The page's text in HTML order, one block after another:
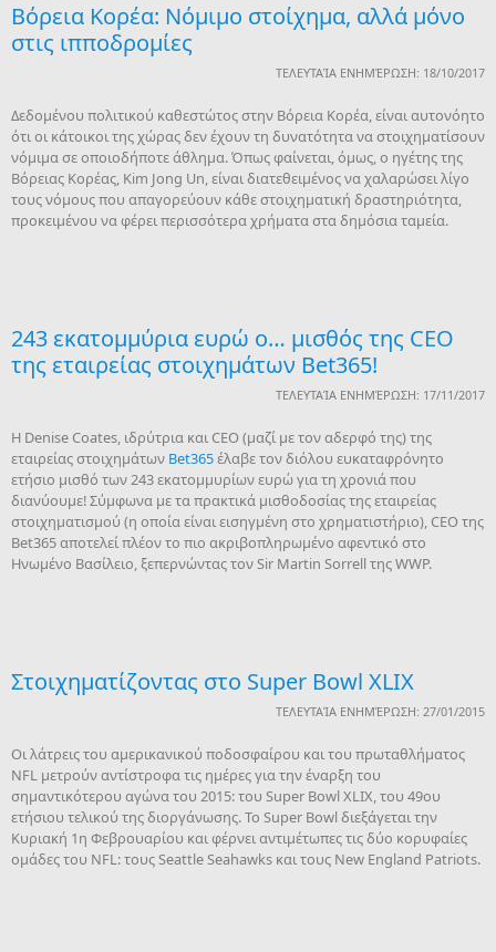
Bόρεια Κορέα: Νόμιμο στοίχημα, αλλά μόνο
στις ιπποδρομίες
ΤΕΛΕΥΤΑΊΑ ΕΝΗΜΈΡΩΣΗ: 18/10/2017
Δεδομένου πολιτικού καθεστώτος στην Βόρεια Κορέα, είναι αυτονόητο
ότι οι κάτοικοι της χώρας δεν έχουν τη δυνατότητα να στοιχηματίσουν
νόμιμα σε οποιοδήποτε άθλημα. Όπως φαίνεται, όμως, ο ηγέτης της
Βόρειας Κορέας, Kim Jong Un, είναι διατεθειμένος να χαλαρώσει λίγο
τους νόμους που απαγορεύουν κάθε στοιχηματική δραστηριότητα,
προκειμένου να φέρει περισσότερα χρήματα στα δημόσια ταμεία.
243 εκατομμύρια ευρώ ο… μισθός της CEO
της εταιρείας στοιχημάτων Bet365!
ΤΕΛΕΥΤΑΊΑ ΕΝΗΜΈΡΩΣΗ: 17/11/2017
Η Denise Coates, ιδρύτρια και CEO (μαζί με τον αδερφό της) της
εταιρείας στοιχημάτων Bet365έλαβε τον διόλου ευκαταφρόνητο
ετήσιο μισθό των 243 εκατομμυρίων ευρώ για τη χρονιά που
διανύουμε! Σύμφωνα με τα πρακτικά μισθοδοσίας της εταιρείας
στοιχηματισμού (η οποία είναι εισηγμένη στο χρηματιστήριο), CEO της
Bet365 αποτελεί πλέον το πιο ακριβοπληρωμένο αφεντικό στο
Ηνωμένο Βασίλειο, ξεπερνώντας τον Sir Martin Sorrell της WWP.
Στοιχηματίζοντας στο Super Βowl XLIX
ΤΕΛΕΥΤΑΊΑ ΕΝΗΜΈΡΩΣΗ: 27/01/2015
Οι λάτρεις του αμερικανικού ποδοσφαίρου και του πρωταθλήματος
NFL μετρούν αντίστροφα τις ημέρες για την έναρξη του
σημαντικότερου αγώνα του 2015: του Super Bowl XLIX, του 49ου
ετήσιου τελικού της διοργάνωσης. Το Super Bowl διεξάγεται την
Κυριακή 1η Φεβρουαρίου και φέρνει αντιμέτωπες τις δύο κορυφαίες
ομάδες του NFL: τους Seattle Seahawks και τους New England Patriots.